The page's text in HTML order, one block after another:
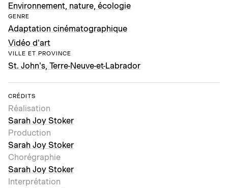
Environnement, nature, écologie
GENRE
Adaptation cinématographique
Vidéo d'art
VILLE ET PROVINCE
St. John's, Terre-Neuve-et-Labrador
CRÉDITS
Réalisation
Sarah Joy Stoker
Production
Sarah Joy Stoker
Chorégraphie
Sarah Joy Stoker
Interprétation